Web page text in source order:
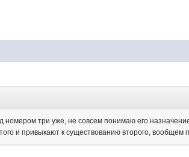
номером три уже, не совсем понимаю его
и привыкают к существованию второго, вообщем